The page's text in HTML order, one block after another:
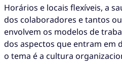
Horários e locais flexíveis, a
dos colaboradores e tantos
envolvem os modelos de
dos aspectos que entram em
o tema é a cultura